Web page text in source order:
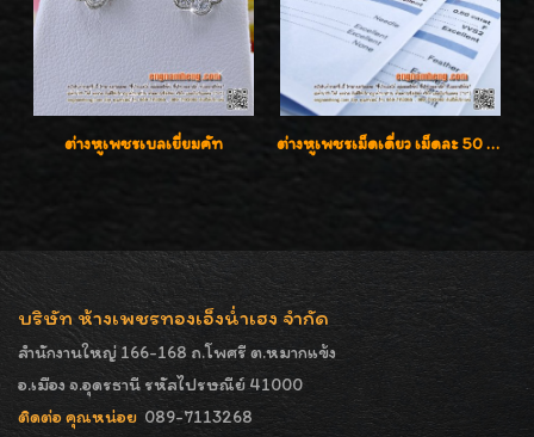
ต่างหูเพชรเบลเยี่ยมคัท ต่างหูเพชรเม็ดเดี่ยว เม็ดละ 50 สตางค์ คู่ละ 1 กะรัต เพชรเบลเยี่ยมคัท น้ำ 98 F-Color/ VVS2 / 3EX พร้อมใบเซอร์สถาบัน GIA มาตรฐานสากลค่ะ
บริษัท ห้างเพชรทองเอ็งน่ำเฮง จำกัด
สำนักงานใหญ่ 166-168 ถ.โพศรี ต.หมากแข้ง
อ.เมือง จ.อุดรธานี รหัสไปรษณีย์ 41000
ติดต่อ คุณหน่อย 089-7113268